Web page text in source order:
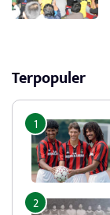
Terpopuler